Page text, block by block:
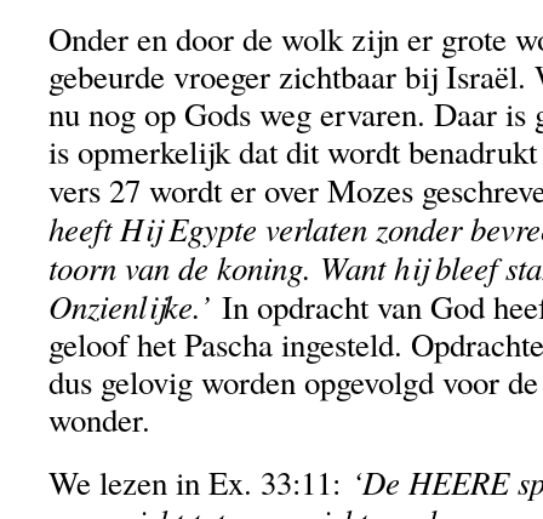
Onder en door de wolk zijn er grote
gebeurde vroeger zichtbaar bij Israël.
nu nog op Gods weg ervaren. Daar
is opmerkelijk dat dit wordt
vers 27 wordt er over Mozes
heeft Hij Egypte verlaten zonder
toorn van de koning. Want hij bleef
Onzienlijke.’ In opdracht van God
geloof het Pascha ingesteld.
dus gelovig worden opgevolgd voor
wonder.
We lezen in Ex. 33:11: ‘De HEERE